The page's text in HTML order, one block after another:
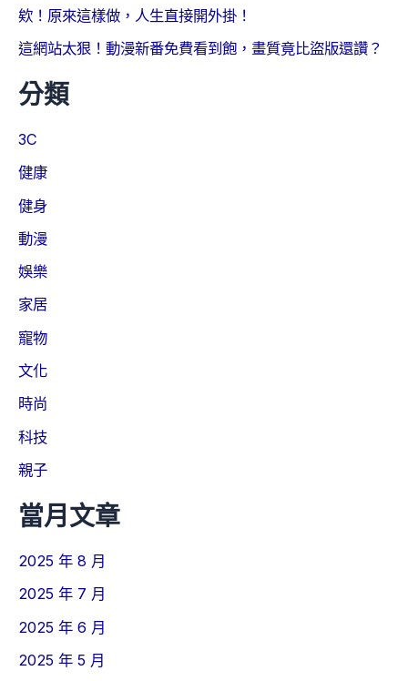
欸！原來這樣做，人生直接開外掛！
這網站太狠！動漫新番免費看到飽，畫質竟比盜版還讚？
分類
3C
健康
健身
動漫
娛樂
家居
寵物
文化
時尚
科技
親子
當月文章
2025 年 8 月
2025 年 7 月
2025 年 6 月
2025 年 5 月